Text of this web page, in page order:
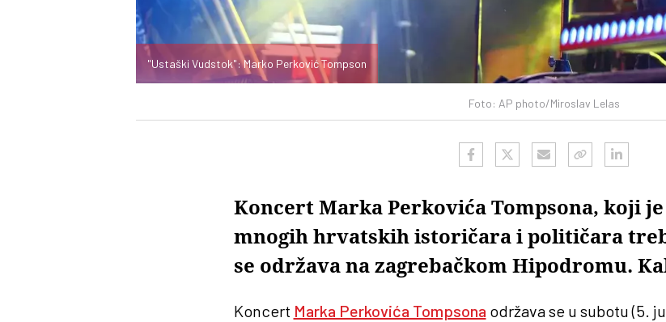
Foto: AP photo/Miroslav Lelas
"Ustaški Vudstok": Marko Perković Tompson
Koncert Marka Perkovića Tompsona, koji
mnogih hrvatskih istoričara i političara
se održava na zagrebačkom Hipodromu.
Koncert Marka Perkovića Tompsona održava se u subotu (5.